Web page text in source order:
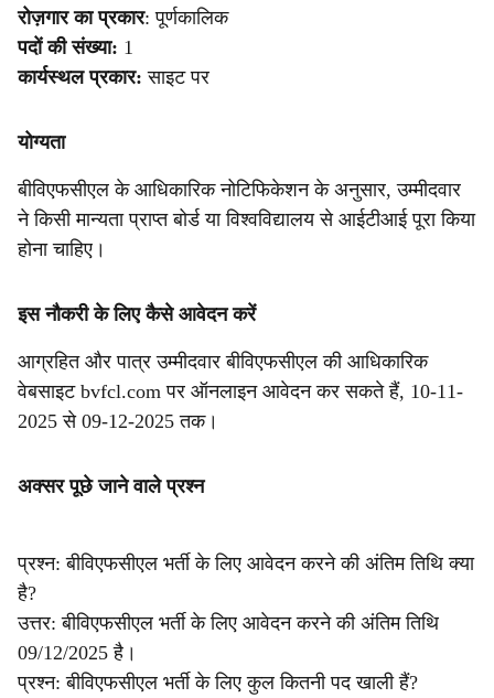
रोज़गार का प्रकार: पूर्णकालिक
पदों की संख्या: 1
कार्यस्थल प्रकार: साइट पर
योग्यता
बीविएफसीएल के आधिकारिक नोटिफिकेशन के अनुसार, उम्मीदवार
ने किसी मान्यता प्राप्त बोर्ड या विश्वविद्यालय से आईटीआई पूरा किया
होना चाहिए।
इस नौकरी के लिए कैसे आवेदन करें
आग्रहित और पात्र उम्मीदवार बीविएफसीएल की आधिकारिक
वेबसाइट bvfcl.com पर ऑनलाइन आवेदन कर सकते हैं, 10-11-
2025 से 09-12-2025 तक।
अक्सर पूछे जाने वाले प्रश्न
प्रश्न: बीविएफसीएल भर्ती के लिए आवेदन करने की अंतिम तिथि क्या
है?
उत्तर: बीविएफसीएल भर्ती के लिए आवेदन करने की अंतिम तिथि
09/12/2025 है।
प्रश्न: बीविएफसीएल भर्ती के लिए कुल कितनी पद खाली हैं?